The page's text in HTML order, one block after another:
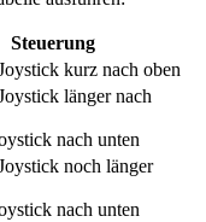
Steuerung
kurz nach oben
länger nach
nach unten
noch länger
nach unten